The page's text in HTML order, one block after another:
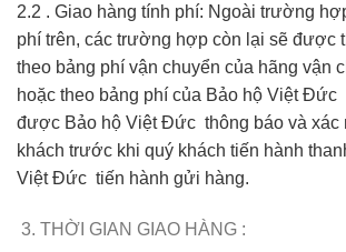
2.2 . Giao hàng tính phí: Ngoài trường
phí trên, các trường hợp còn lại sẽ được
theo bảng phí vận chuyển của hãng vận
hoặc theo bảng phí của Bảo hộ Việt Đức
được Bảo hộ Việt Đức thông báo và xác
khách trước khi quý khách tiến hành
Việt Đức tiến hành gửi hàng.
THỜI GIAN GIAO HÀNG :